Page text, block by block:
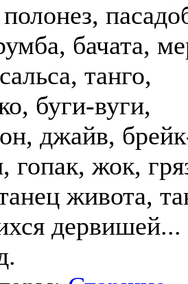
бачата,
танго,
буги-вуги,
джайв,
гопак, жок,
живота,
дервишей...